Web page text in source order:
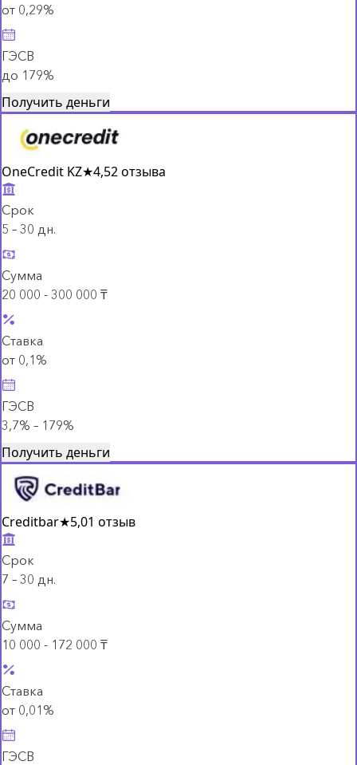
от 0,29%
ГЭСВ
до 179%
Получить деньги
OneCredit KZ★4,52 отзыва
Срок
5 – 30 дн.
Сумма
20 000 - 300 000 ₸
Ставка
от 0,1%
ГЭСВ
3,7% – 179%
Получить деньги
Creditbar★5,01 отзыв
Срок
7 – 30 дн.
Сумма
10 000 - 172 000 ₸
Ставка
от 0,01%
ГЭСВ